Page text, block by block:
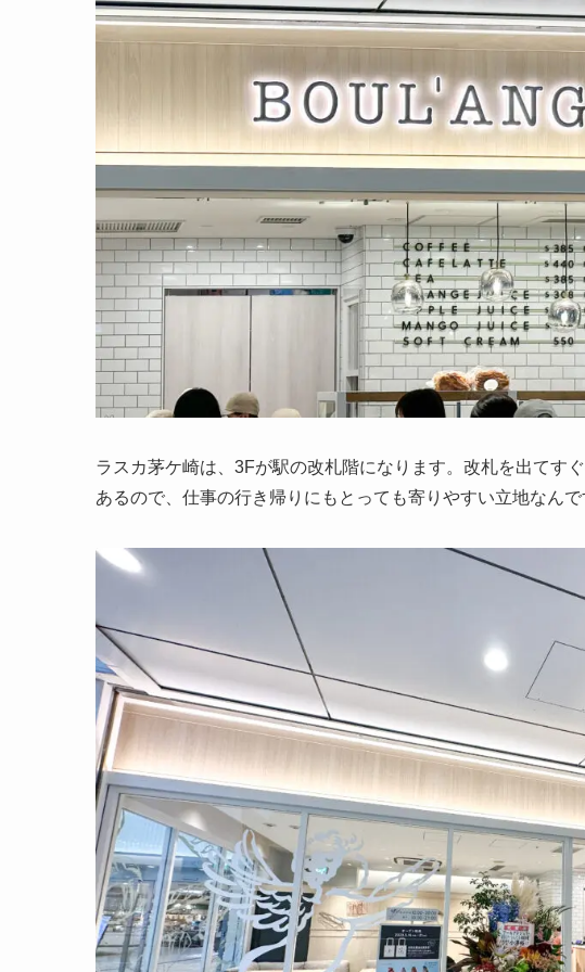
ラスカ茅ケ崎は、3Fが駅の改札階になります。改札を出てす
あるので、仕事の行き帰りにもとっても寄りやすい立地なんで